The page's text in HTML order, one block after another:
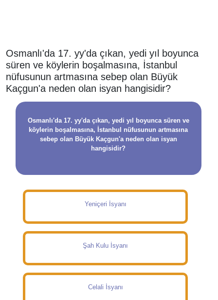
Osmanlı'da 17. yy'da çıkan, yedi yıl boyunca
süren ve köylerin boşalmasına, İstanbul
nüfusunun artmasına sebep olan Büyük
Kaçgun'a neden olan isyan hangisidir?
Osmanlı'da 17. yy'da çıkan, yedi yıl boyunca süren ve
köylerin boşalmasına, İstanbul nüfusunun artmasına
sebep olan Büyük Kaçgun'a neden olan isyan
hangisidir?
Yeniçeri İsyanı
Şah Kulu İsyanı
Celali İsyanı